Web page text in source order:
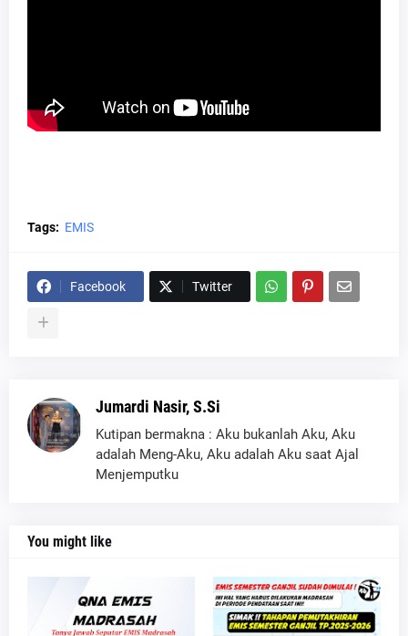
Tags: EMIS
Facebook Twitter
Jumardi Nasir, S.Si
Kutipan bermakna : Aku bukanlah Aku, Aku
adalah Meng-Aku, Aku adalah Aku saat Ajal
Menjemputku
You might like